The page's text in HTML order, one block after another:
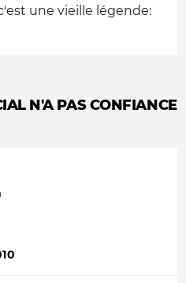
une vieille légende:
N'A PAS CONFIANCE